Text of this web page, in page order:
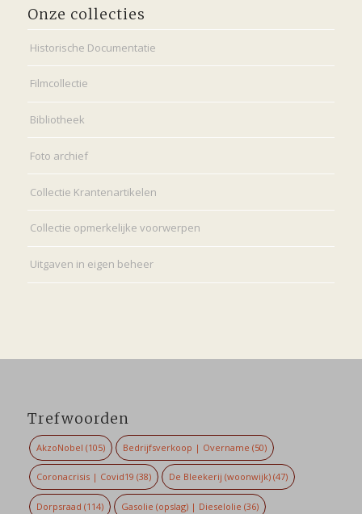
Onze collecties
Historische Documentatie
Filmcollectie
Bibliotheek
Foto archief
Collectie Krantenartikelen
Collectie opmerkelijke voorwerpen
Uitgaven in eigen beheer
Trefwoorden
AkzoNobel (105) Bedrijfsverkoop | Overname (50)
Coronacrisis | Covid19 (38) De Bleekerij (woonwijk) (47)
Dorpsraad (114) Gasolie (opslag) | Dieselolie (36)